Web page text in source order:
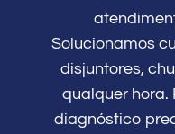
Solucionamos
disjuntores,
qualquer hora.
diagnóstico